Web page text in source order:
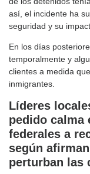
así, el incidente ha
seguridad y su
En los días
temporalmente y
clientes a medida
inmigrantes.
Líderes
pedido calma
federales a
según
perturban las